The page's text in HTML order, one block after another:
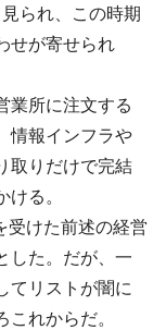
られ、この時期
せが寄せられ
業所に注文する
情報インフラや
取りだけで完結
る。
けた前述の経営
した。だが、一
てリストが闇に
れからだ。